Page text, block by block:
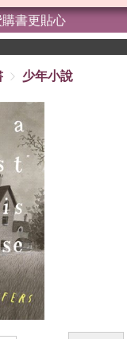
書更貼心
少年小說